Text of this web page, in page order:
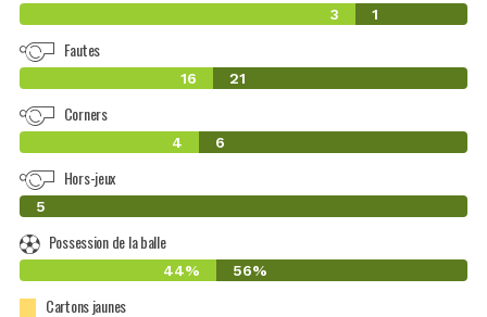
3 1
Fautes
16 21
Corners
4 6
Hors-jeux
0
5
Possession de la balle
44% 56%
Cartons jaunes